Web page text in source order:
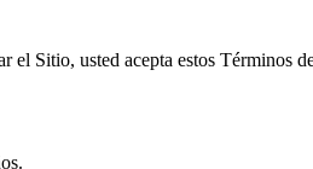
Sitio, usted acepta estos Términos